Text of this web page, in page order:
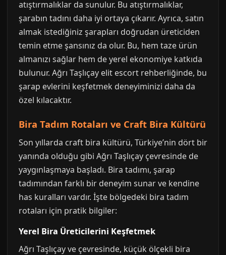
atıştırmalıklar da sunulur. Bu atıştırmalıklar,
şarabın tadını daha iyi ortaya çıkarır. Ayrıca, satın
almak istediğiniz şarapları doğrudan üreticiden
temin etme şansınız da olur. Bu, hem taze ürün
almanızı sağlar hem de yerel ekonomiye katkıda
bulunur. Ağrı Taşlıçay elit escort rehberliğinde, bu
şarap evlerini keşfetmek deneyiminizi daha da
özel kılacaktır.
Bira Tadım Rotaları ve Craft Bira Kültürü
Son yıllarda craft bira kültürü, Türkiye’nin dört bir
yanında olduğu gibi Ağrı Taşlıçay çevresinde de
yaygınlaşmaya başladı. Bira tadımı, şarap
tadımından farklı bir deneyim sunar ve kendine
has kuralları vardır. İşte bölgedeki bira tadım
rotaları için pratik bilgiler:
Yerel Bira Üreticilerini Keşfetmek
Ağrı Taşlıçay ve çevresinde, küçük ölçekli bira